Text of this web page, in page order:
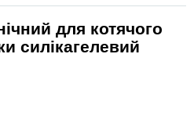
для котячого
силікагелевий
оптом